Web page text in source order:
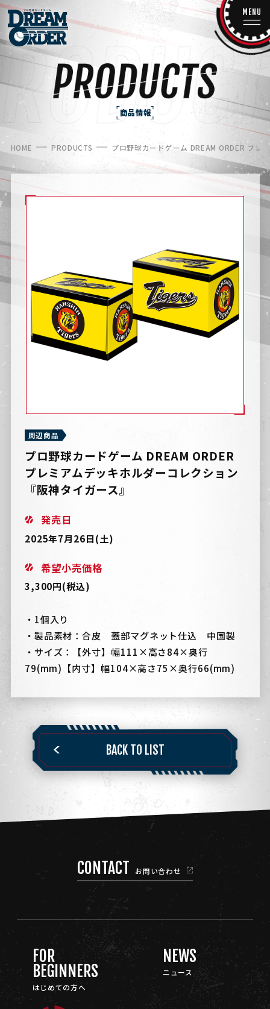
MENU
商品情報
HOME PRODUCTS プロ野球カードゲーム DREAM ORDER プレ
周辺商品
プロ野球カードゲーム DREAM ORDER
プレミアムデッキホルダーコレクション
『阪神タイガース』
発売日
2025年7月26日(土)
希望小売価格
3,300円(税込)
・1個入り
・製品素材：合皮 蓋部マグネット仕込 中国製
・サイズ：【外寸】幅111×高さ84×奥行
79(mm)【内寸】幅104×高さ75×奥行66(mm)
BACK TO LIST
CONTACT お問い合わせ
FOR
BEGINNERS
はじめての方へ
NEWS
ニュース